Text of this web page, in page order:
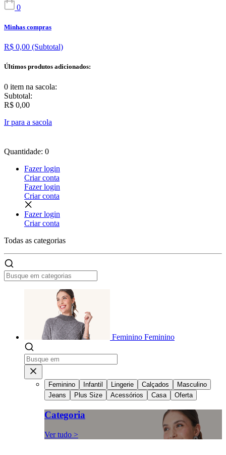
0
Minhas compras
R$ 0,00 (Subtotal)
Últimos produtos adicionados:
0 item na sacola:
Subtotal:
R$ 0,00
Ir para a sacola
Quantidade: 0
Fazer login
Criar conta
Fazer login
Criar conta
Fazer login
Criar conta
Todas as categorias
Feminino Feminino
Feminino Infantil Lingerie Calçados
Masculino
Jeans
Plus Size Acessórios Casa Oferta
Categoria
Ver tudo >